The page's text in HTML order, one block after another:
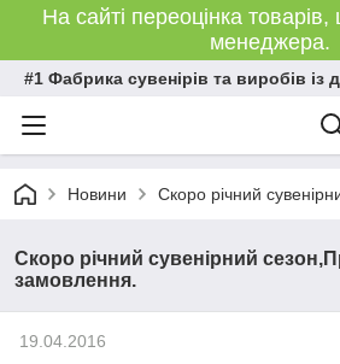
На сайті переоцінка товарів,
менеджера.
#1 Фабрика сувенірів та виробів із
Новини Скоро річний
Скоро річний сувенірний
замовлення.
19.04.2016